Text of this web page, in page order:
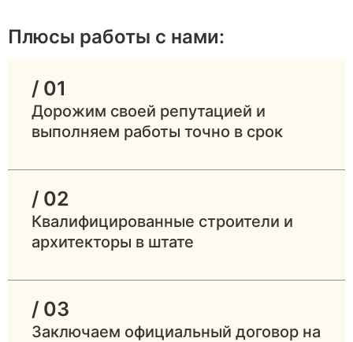
Плюсы работы с нами:
/ 01
Дорожим своей репутацией и
выполняем работы точно в срок
/ 02
Квалифицированные строители и
архитекторы в штате
/ 03
Заключаем официальный договор на